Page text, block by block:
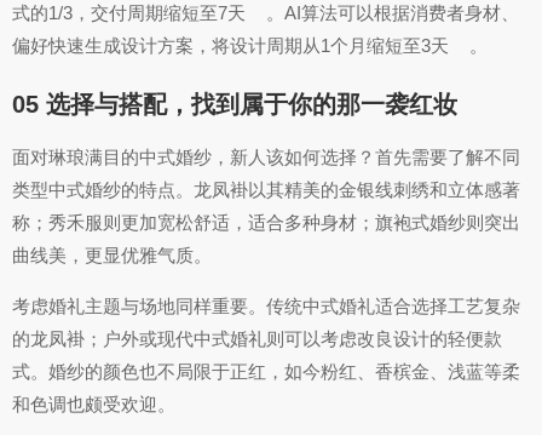
式的1/3，交付周期缩短至7天
。AI算法可以根据消费者身材、
偏好快速生成设计方案，将设计周期从1个月缩短至3天
。
05 选择与搭配，找到属于你的那一袭红妆
面对琳琅满目的中式婚纱，新人该如何选择？首先需要了解不同
类型中式婚纱的特点。龙凤褂以其精美的金银线刺绣和立体感著
称；秀禾服则更加宽松舒适，适合多种身材；旗袍式婚纱则突出
曲线美，更显优雅气质。
考虑婚礼主题与场地同样重要。传统中式婚礼适合选择工艺复杂
的龙凤褂；户外或现代中式婚礼则可以考虑改良设计的轻便款
式。婚纱的颜色也不局限于正红，如今粉红、香槟金、浅蓝等柔
和色调也颇受欢迎。